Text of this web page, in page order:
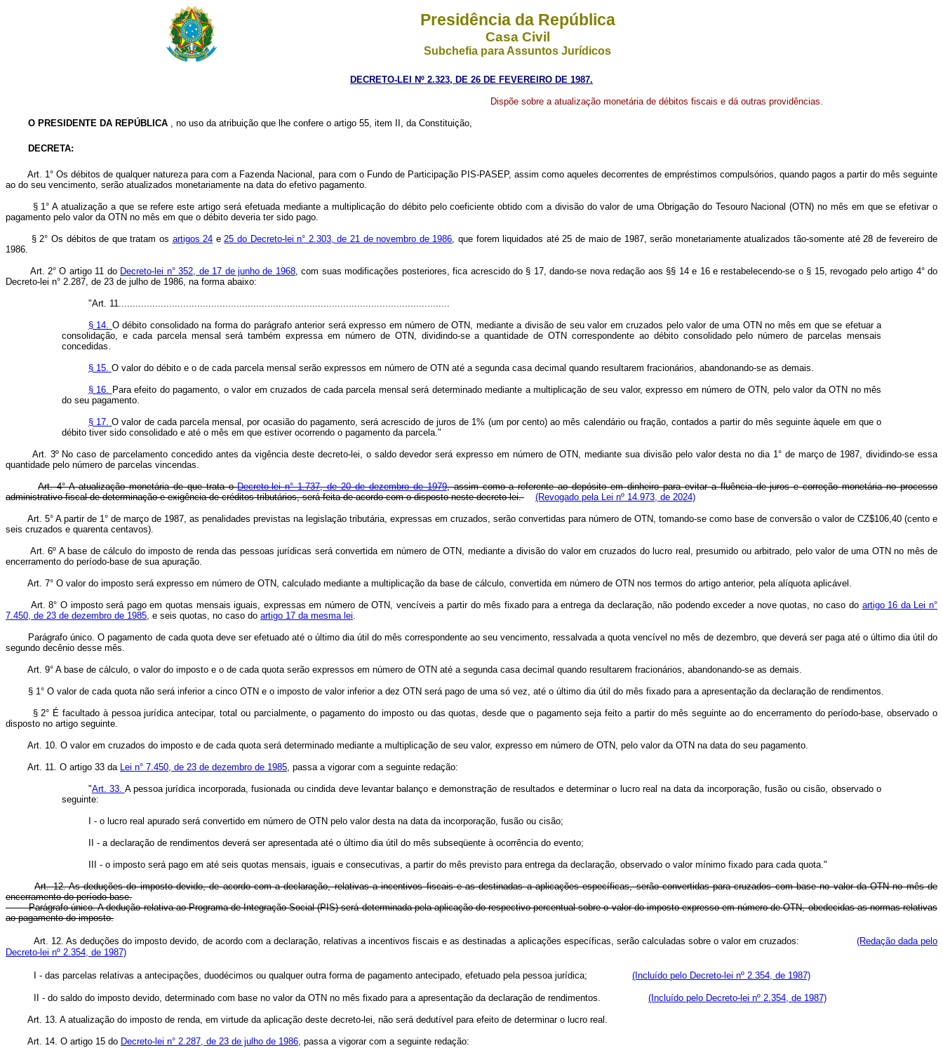
Presidência da República
Casa Civil
Subchefia para Assuntos Jurídicos
DECRETO-LEI Nº 2.323, DE 26 DE FEVEREIRO DE 1987.
Dispõe sobre a atualização monetária de débitos fiscais e dá outras providências.
O PRESIDENTE DA REPÚBLICA , no uso da atribuição que lhe confere o artigo 55, item II, da Constituição,
DECRETA:
Art. 1° Os débitos de qualquer natureza para com a Fazenda Nacional, para com o Fundo de Participação PIS-PASEP, assim como aqueles decorrentes de empréstimos compulsórios, quando pagos a partir do mês seguinte
ao do seu vencimento, serão atualizados monetariamente na data do efetivo pagamento.
§ 1° A atualização a que se refere este artigo será efetuada mediante a multiplicação do débito pelo coeficiente obtido com a divisão do valor de uma Obrigação do Tesouro Nacional (OTN) no mês em que se efetivar o
pagamento pelo valor da OTN no mês em que o débito deveria ter sido pago.
§ 2° Os débitos de que tratam os artigos 24 e 25 do Decreto-lei n° 2.303, de 21 de novembro de 1986 , que forem liquidados até 25 de maio de 1987, serão monetariamente atualizados tão-somente até 28 de fevereiro de
1986.
Art. 2° O artigo 11 do Decreto-lei n° 352, de 17 de junho de 1968, com suas modificações posteriores, fica acrescido do § 17, dando-se nova redação aos §§ 14 e 16 e restabelecendo-se o § 15, revogado pelo artigo 4° do
Decreto-lei n° 2.287, de 23 de julho de 1986, na forma abaixo:
"Art. 11......................................................................................................................
§ 14. O débito consolidado na forma do parágrafo anterior será expresso em número de OTN, mediante a divisão de seu valor em cruzados pelo valor de uma OTN no mês em que se efetuar a
consolidação, e cada parcela mensal será também expressa em número de OTN, dividindo-se a quantidade de OTN correspondente ao débito consolidado pelo número de parcelas mensais
concedidas.
§ 15. O valor do débito e o de cada parcela mensal serão expressos em número de OTN até a segunda casa decimal quando resultarem fracionários, abandonando-se as demais.
§ 16.
Para efeito do pagamento, o valor em cruzados de cada parcela mensal será determinado mediante a multiplicação de seu valor, expresso em número de OTN, pelo valor da OTN no mês
do seu pagamento.
§ 17.O valor de cada parcela mensal, por ocasião do pagamento, será acrescido de juros de 1% (um por cento) ao mês calendário ou fração, contados a partir do mês seguinte àquele em que o
débito tiver sido consolidado e até o mês em que estiver ocorrendo o pagamento da parcela."
Art. 3º No caso de parcelamento concedido antes da vigência deste decreto-lei, o saldo devedor será expresso em número de OTN, mediante sua divisão pelo valor desta no dia 1° de março de 1987, dividindo-se essa
quantidade pelo número de parcelas vincendas.
Art. 4° A atualização monetária de que trata oDecreto-lei n° 1.737, de 20 de dezembro de 1979, assim como a referente ao depósito em dinheiro para evitar a fluência de juros e correção monetária no processo
administrativo-fiscal de determinação e exigência de créditos tributários, será feita de acordo com o disposto neste decreto-lei.
(Revogado pela Lei nº 14.973, de 2024)
Art. 5° A partir de 1° de março de 1987, as penalidades previstas na legislação tributária, expressas em cruzados, serão convertidas para número de OTN, tomando-se como base de conversão o valor de CZ$106,40 (cento e
seis cruzados e quarenta centavos).
Art. 6º A base de cálculo do imposto de renda das pessoas jurídicas será convertida em número de OTN, mediante a divisão do valor em cruzados do lucro real, presumido ou arbitrado, pelo valor de uma OTN no mês de
encerramento do período-base de sua apuração.
Art. 7° O valor do imposto será expresso em número de OTN, calculado mediante a multiplicação da base de cálculo, convertida em número de OTN nos termos do artigo anterior, pela alíquota aplicável.
Art. 8° O imposto será pago em quotas mensais iguais, expressas em número de OTN, vencíveis a partir do mês fixado para a entrega da declaração, não podendo exceder a nove quotas, no caso do artigo 16 da Lei n°
7.450, de 23 de dezembro de 1985 , e seis quotas, no caso do artigo 17 da mesma lei
Parágrafo único. O pagamento de cada quota deve ser efetuado até o último dia útil do mês correspondente ao seu vencimento, ressalvada a quota vencível no mês de dezembro, que deverá ser paga até o último dia útil do
segundo decênio desse mês.
Art. 9° A base de cálculo, o valor do imposto e o de cada quota serão expressos em número de OTN até a segunda casa decimal quando resultarem fracionários, abandonando-se as demais.
§ 1° O valor de cada quota não será inferior a cinco OTN e o imposto de valor inferior a dez OTN será pago de uma só vez, até o último dia útil do mês fixado para a apresentação da declaração de rendimentos.
§ 2° É facultado à pessoa jurídica antecipar, total ou parcialmente, o pagamento do imposto ou das quotas, desde que o pagamento seja feito a partir do mês seguinte ao do encerramento do período-base, observado o
disposto no artigo seguinte.
Art. 10. O valor em cruzados do imposto e de cada quota será determinado mediante a multiplicação de seu valor, expresso em número de OTN, pelo valor da OTN na data do seu pagamento.
Art. 11. O artigo 33 da Lei n° 7.450, de 23 de dezembro de 1985 , passa a vigorar com a seguinte redação:
"Art. 33. A pessoa jurídica incorporada, fusionada ou cindida deve levantar balanço e demonstração de resultados e determinar o lucro real na data da incorporação, fusão ou cisão, observado o
seguinte:
I - o lucro real apurado será convertido em número de OTN pelo valor desta na data da incorporação, fusão ou cisão;
II - a declaração de rendimentos deverá ser apresentada até o último dia útil do mês subseqüente à ocorrência do evento;
III - o imposto será pago em até seis quotas mensais, iguais e consecutivas, a partir do mês previsto para entrega da declaração, observado o valor mínimo fixado para cada quota."
Art. 12. As deduções do imposto devido, de acordo com a declaração, relativas a incentivos fiscais e as destinadas a aplicações específicas, serão convertidas para cruzados com base no valor da OTN no mês de
encerramento do período-base.
Parágrafo único. A dedução relativa ao Programa de Integração Social (PIS) será determinada pela aplicação do respectivo percentual sobre o valor do imposto expresso em número de OTN, obedecidas as normas relativas
ao pagamento do imposto.
Art. 12. As deduções do imposto devido, de acordo com a declaração, relativas a incentivos fiscais e as destinadas a aplicações específicas, serão calculadas sobre o valor em cruzados:
(Redação dada pelo
Decreto-lei nº 2.354, de 1987)
I - das parcelas relativas a antecipações, duodécimos ou qualquer outra forma de pagamento antecipado, efetuado pela pessoa jurídica; (Incluído pelo Decreto-lei nº 2.354, de 1987)
II - do saldo do imposto devido, determinado com base no valor da OTN no mês fixado para a apresentação da declaração de rendimentos. (Incluído pelo Decreto-lei nº 2.354, de 1987)
Art. 13. A atualização do imposto de renda, em virtude da aplicação deste decreto-lei, não será dedutível para efeito de determinar o lucro real.
Art. 14. O artigo 15 do Decreto-lei n° 2.287, de 23 de julho de 1986 , passa a vigorar com a seguinte redação: